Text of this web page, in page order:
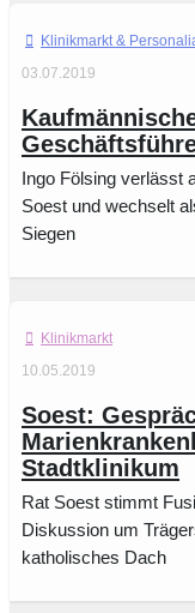
Klinikmarkt
03.07.2019
Ingo Fölsing verlässt
Soest und wechselt
Siegen
Klinikmarkt
10.05.2019
Soest:
Stadtklinikum
Rat Soest stimmt
Diskussion um
katholisches Dach